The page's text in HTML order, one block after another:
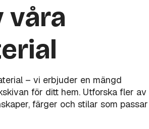
våra
– vi erbjuder en mängd
för ditt hem. Utforska fler av
färger och stilar som passar